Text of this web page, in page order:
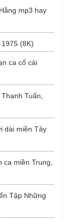
mp3 hay
(8K)
ca cổ cải
Tuấn,
dài miền Tây
miền Trung,
Tập Những